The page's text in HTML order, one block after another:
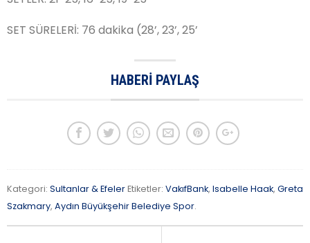
SET SÜRELERİ: 76 dakika (28’, 23’, 25’
HABERI PAYLAŞ
Kategori: Sultanlar & EfelerEtiketler: VakıfBank, Isabelle Haak, Greta
Szakmary, Aydın Büyükşehir Belediye Spor.